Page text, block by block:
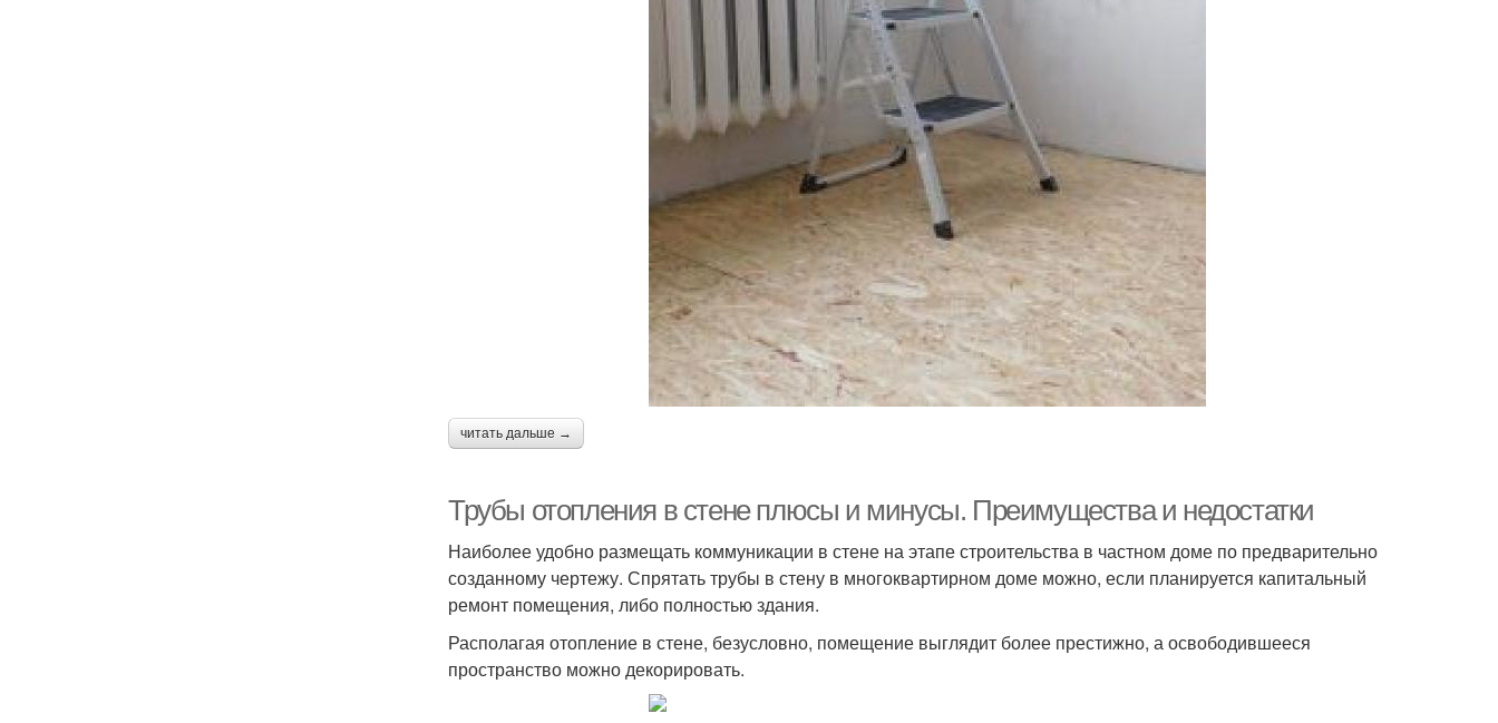
читать дальше →
Трубы отопления в стене плюсы и минусы. Преимущества и недостатки
Наиболее удобно размещать коммуникации в стене на этапе строительства в частном доме по предварительно
созданному чертежу. Спрятать трубы в стену в многоквартирном доме можно, если планируется капитальный
ремонт помещения, либо полностью здания.
Располагая отопление в стене, безусловно, помещение выглядит более престижно, а освободившееся
пространство можно декорировать.